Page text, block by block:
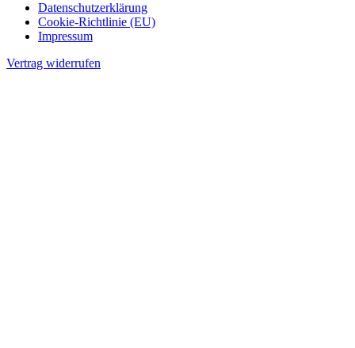
Datenschutzerklärung
Cookie-Richtlinie (EU)
Impressum
Vertrag widerrufen